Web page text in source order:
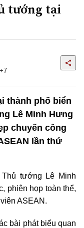
tướng tại
thành phố biển
Lê Minh Hưng
chuyến công
lần thứ
Thủ tướng Lê Minh
phiên họp toàn thể,
ASEAN.
bài phát biểu quan